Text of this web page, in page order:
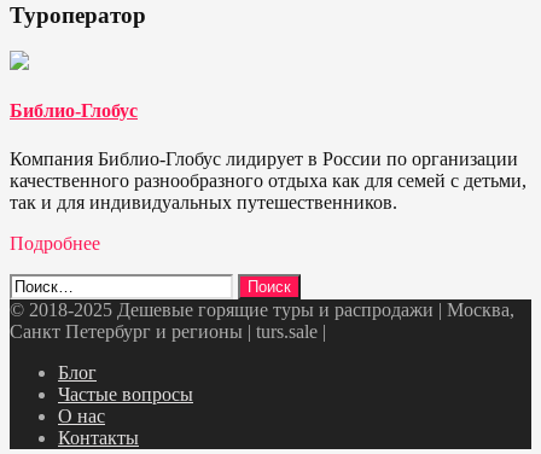
Туроператор
Библио-Глобус
Компания Библио-Глобус лидирует в России по организации
качественного разнообразного отдыха как для семей с детьми,
так и для индивидуальных путешественников.
Подробнее
Найти:
© 2018-2025 Дешевые горящие туры и распродажи | Москва,
Санкт Петербург и регионы | turs.sale |
Блог
Частые вопросы
О нас
Контакты